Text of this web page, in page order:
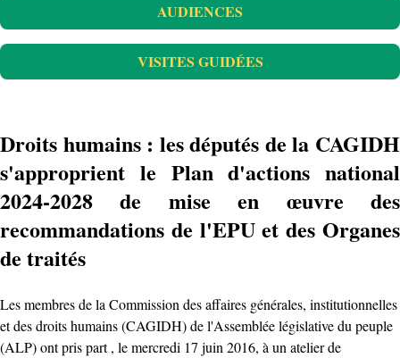
AUDIENCES
VISITES GUIDÉES
Droits humains : les députés de la CAGIDH
s'approprient le Plan d'actions national
2024-2028 de mise en œuvre des
recommandations de l'EPU et des Organes
de traités
Les membres de la Commission des affaires générales, institutionnelles
et des droits humains (CAGIDH) de l'Assemblée législative du peuple
(ALP) ont pris part , le mercredi 17 juin 2016, à un atelier de